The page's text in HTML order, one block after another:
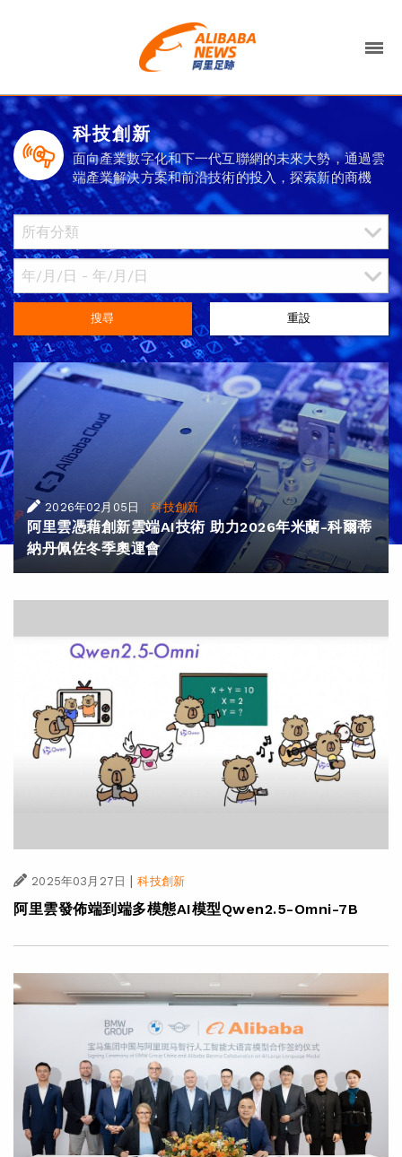
科技創新
面向產業數字化和下一代互聯網的未來大勢，通過雲
端產業解決方案和前沿技術的投入，探索新的商機
搜尋 重設
2026年02月05日 |科技創新
阿里雲憑藉創新雲端AI技術 助力2026年米蘭-科爾蒂
納丹佩佐冬季奧運會
2025年03月27日 | 科技創新
阿里雲發佈端到端多模態AI模型Qwen2.5-Omni-7B